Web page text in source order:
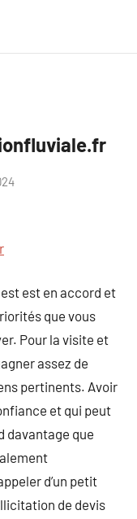
est en accord et
que vous
Pour la visite et
assez de
pertinents. Avoir
et qui peut
davantage que
d’un petit
de devis